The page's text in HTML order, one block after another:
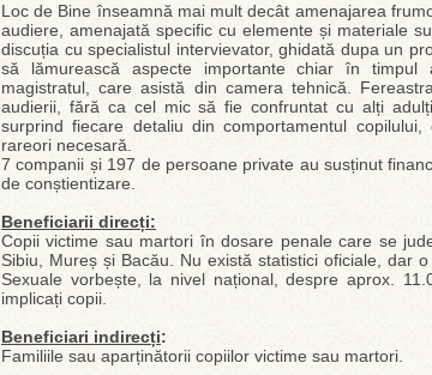
Loc de Bine înseamnă mai mult decât amenajarea
audiere, amenajată specific cu elemente și materiale
discuția cu specialistul intervievator, ghidată dupa un
să lămurească aspecte importante chiar în timpul
magistratul, care asistă din camera tehnică.
audierii, fără ca cel mic să fie confruntat cu alți
surprind fiecare detaliu din comportamentul
rareori necesară.
7 companii și 197 de persoane private au susținut
de conștientizare.
Beneficiarii direcți:
Copii victime sau martori în dosare penale care se
Sibiu, Mureș și Bacău. Nu există statistici oficiale, dar
Sexuale vorbește, la nivel național, despre aprox.
implicați copii.
Beneficiari indirecți:
Familiile sau aparținătorii copiilor victime sau martori.